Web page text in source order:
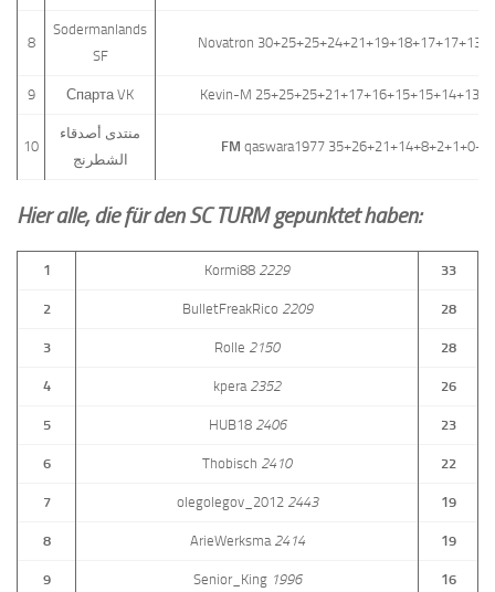
8
Sodermanlands
SF
Novatron
9 Спарта VK Kevin-M
10
منتدى أصدقاء
الشطرنج
FM qaswara1977
Hier alle, die für den SC TURM gepunktet haben:
1 Kormi88 2229 33
2 BulletFreakRico 2209 28
3 Rolle 2150 28
4 kpera 2352 26
5 HUB182406 23
6 Thobisch 2410 22
7 olegolegov_2012 2443 19
8 ArieWerksma2414 19
9 Senior_King1996 16